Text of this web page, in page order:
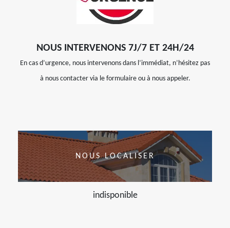
NOUS INTERVENONS 7J/7 ET 24H/24
En cas d’urgence, nous intervenons dans l’immédiat, n’hésitez pas
à nous contacter via le formulaire ou à nous appeler.
NOUS LOCALISER
indisponible